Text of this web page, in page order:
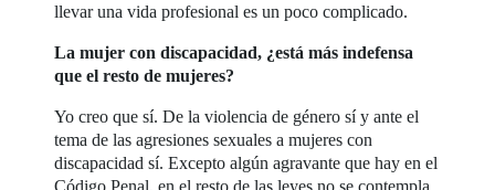
llevar una vida profesional es un poco complicado.
La mujer con discapacidad, ¿está más indefensa
que el resto de mujeres?
Yo creo que sí. De la violencia de género sí y ante el
tema de las agresiones sexuales a mujeres con
discapacidad sí. Excepto algún agravante que hay en el
Código Penal, en el resto de las leyes no se contempla